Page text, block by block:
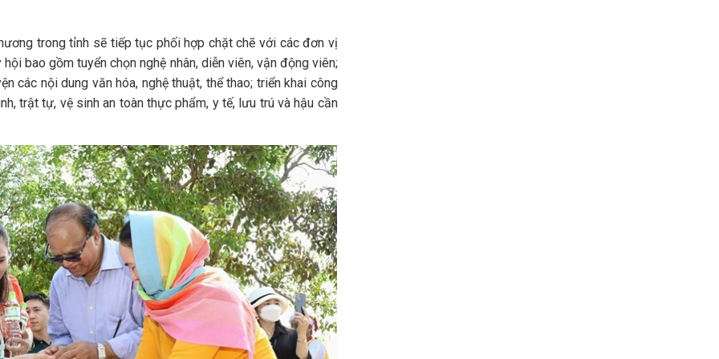
trong tỉnh sẽ tiếp tục phối hợp chặt chẽ với các đơn vị
bao gồm tuyển chọn nghệ nhân, diễn viên, vận động viên;
các nội dung văn hóa, nghệ thuật, thể thao; triển khai công
trật tự, vệ sinh an toàn thực phẩm, y tế, lưu trú và hậu cần